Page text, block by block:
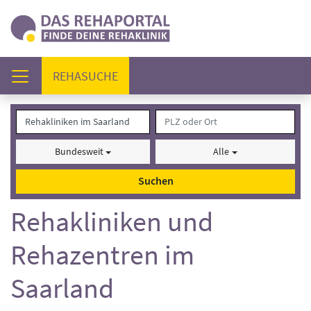
REHASUCHE(AKTUELL)
Bundesweit Alle
Suchen
Rehakliniken und
Rehazentren im
Saarland